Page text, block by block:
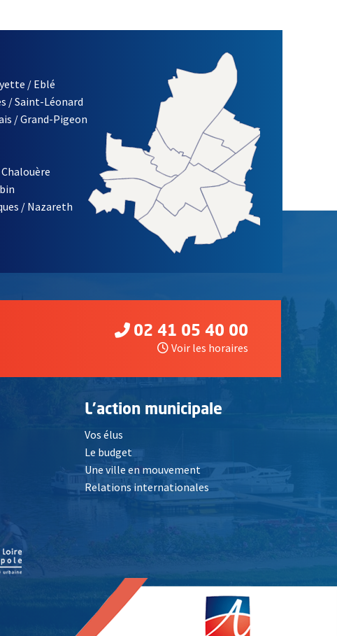
LETTRE D'INFORMATION DE LA VILLE D'ANGERS
/ Eblé
/ Saint-Léonard
/ Grand-Pigeon
/ Nazareth
02 41 05 40 00
Voir les horaires
L'action municipale
Vos élus
Le budget
Une ville en mouvement
Relations internationales
, Ouvre une nouvelle fenêtre